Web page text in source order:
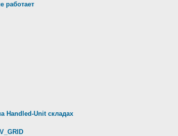
работает
Handled-Unit складах